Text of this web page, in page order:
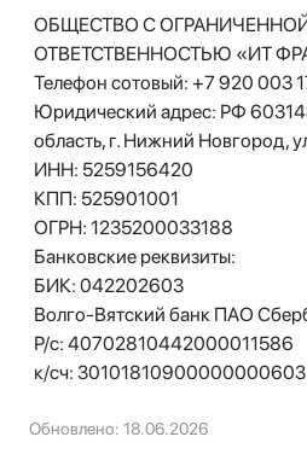
ОБЩЕСТВО С
ОТВЕТСТВЕННОСТЬЮ «ИТ
Телефон сотовый: +7 920 003
Юридический адрес: РФ
область, г. Нижний Новгород,
ИНН: 5259156420
КПП: 525901001
ОГРН: 1235200033188
Банковские реквизиты:
БИК: 042202603
Волго-Вятский банк ПАО
Р/с: 40702810442000011586
к/сч: 30101810900000000603
Обновлено: 18.06.2026